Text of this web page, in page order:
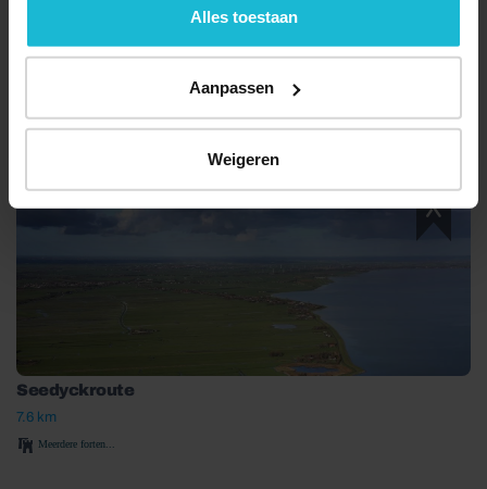
de knoppen accepteren, beheren of weigeren.
Alles toestaan
Aanpassen
Weigeren
Meerdere forten...
Seedyckroute
7.6 km
Meerdere forten...